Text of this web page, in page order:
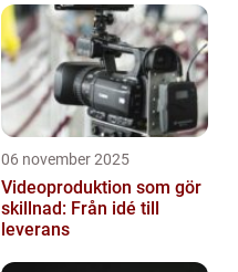
06 november 2025
Videoproduktion som gör
skillnad: Från idé till
leverans